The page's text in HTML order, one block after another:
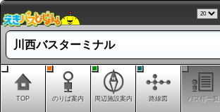
川西バスターミナル
TOP のりば案内 周辺施設案内 路線図 バス停一覧